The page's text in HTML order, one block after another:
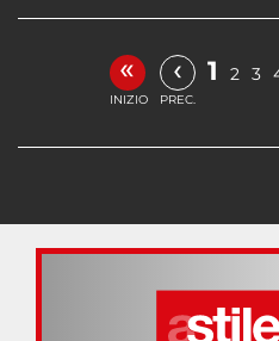
«
INIZIO
‹
PREC.
1 2 3